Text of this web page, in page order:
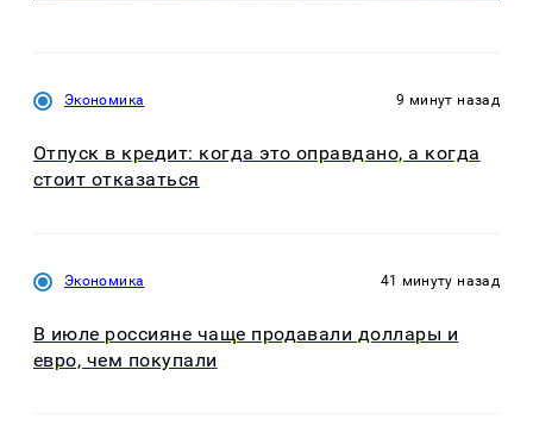
Экономика 9 минут назад
Отпуск в кредит: когда это оправдано, а когда
стоит отказаться
Экономика 41 минуту назад
В июле россияне чаще продавали доллары и
евро, чем покупали